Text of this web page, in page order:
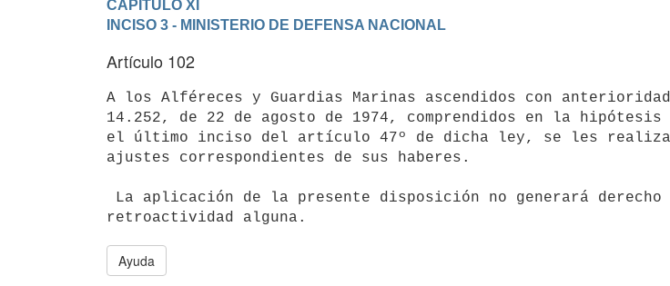
CAPITULO XI
INCISO 3 - MINISTERIO DE DEFENSA NACIONAL
Artículo 102
A los Alféreces y Guardias Marinas ascendidos con
14.252, de 22 de agosto de 1974, comprendidos en la
el último inciso del artículo 47º de dicha ley, se les
ajustes correspondientes de sus haberes.
Ayuda